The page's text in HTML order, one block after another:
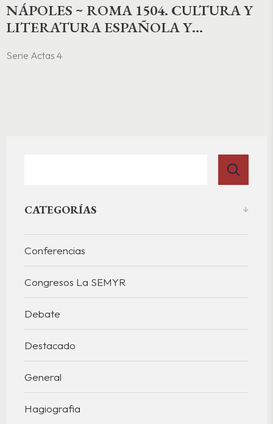
NÁPOLES ~ ROMA 1504. CULTURA Y
LITERATURA ESPAÑOLA Y
QUINTO CENTENARIO DE LA
Serie Actas 4
CATEGORÍAS
Conferencias
Congresos La SEMYR
Debate
Destacado
General
Hagiografia